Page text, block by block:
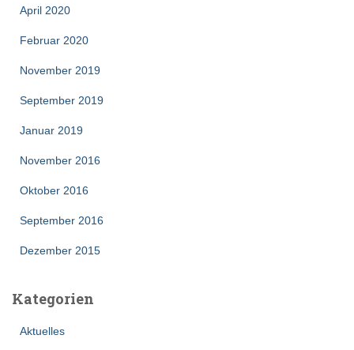
April 2020
Februar 2020
November 2019
September 2019
Januar 2019
November 2016
Oktober 2016
September 2016
Dezember 2015
Kategorien
Aktuelles